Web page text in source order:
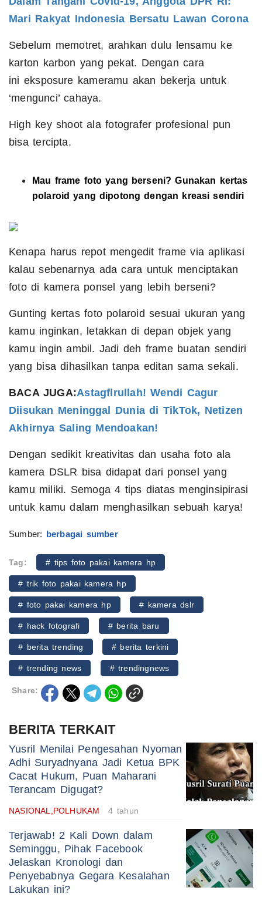
Mari Rakyat Indonesia Bersatu Lawan Corona
Sebelum memotret, arahkan dulu lensamu ke
karton karbon yang pekat. Dengan cara
ini eksposure kameramu akan bekerja untuk
‘mengunci’ cahaya.
High key shoot ala fotografer profesional pun
bisa tercipta.
Mau frame foto yang berseni? Gunakan kertas
polaroid yang dipotong dengan kreasi sendiri
Kenapa harus repot mengedit frame via aplikasi
kalau sebenarnya ada cara untuk menciptakan
foto di kamera ponsel yang lebih berseni?
Gunting kertas foto polaroid sesuai ukuran yang
kamu inginkan, letakkan di depan objek yang
kamu ingin ambil. Jadi deh frame buatan sendiri
yang bisa dihasilkan tanpa editan sama sekali.
BACA JUGA:Astagfirullah! Wendi Cagur
Diisukan Meninggal Dunia di TikTok, Netizen
Akhirnya Saling Mendoakan!
Dengan sedikit kreativitas dan usaha foto ala
kamera DSLR bisa didapat dari ponsel yang
kamu miliki. Semoga 4 tips diatas menginsipirasi
untuk kamu dalam menghasilkan sebuah karya!
Sumber: berbagai sumber
Tag: # tips foto pakai kamera hp
# trik foto pakai kamera hp
# foto pakai kamera hp # kamera dslr
# hack fotografi # berita baru
# berita trending # berita terkini
# trending news # trendingnews
Share:
BERITA TERKAIT
Yusril Menilai Pengesahan Nyoman
Adhi Suryadnyana Jadi Ketua BPK
Cacat Hukum, Puan Maharani
Terancam Digugat?
NASIONAL,POLHUKAM 4 tahun
Terjawab! 2 Kali Down dalam
Seminggu, Pihak Facebook
Jelaskan Kronologi dan
Penyebabnya Gegara Kesalahan
Lakukan ini?